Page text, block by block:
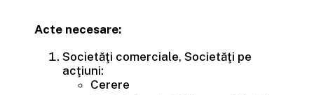
Acte necesare:
Societăţi comerciale, Societăţi pe
acţiuni:
Cerere